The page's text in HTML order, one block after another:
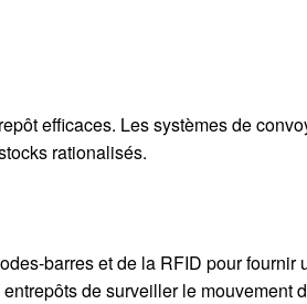
efficaces. Les systèmes de
rationalisés.
barres et de la RFID pour fournir
de surveiller le mouvement